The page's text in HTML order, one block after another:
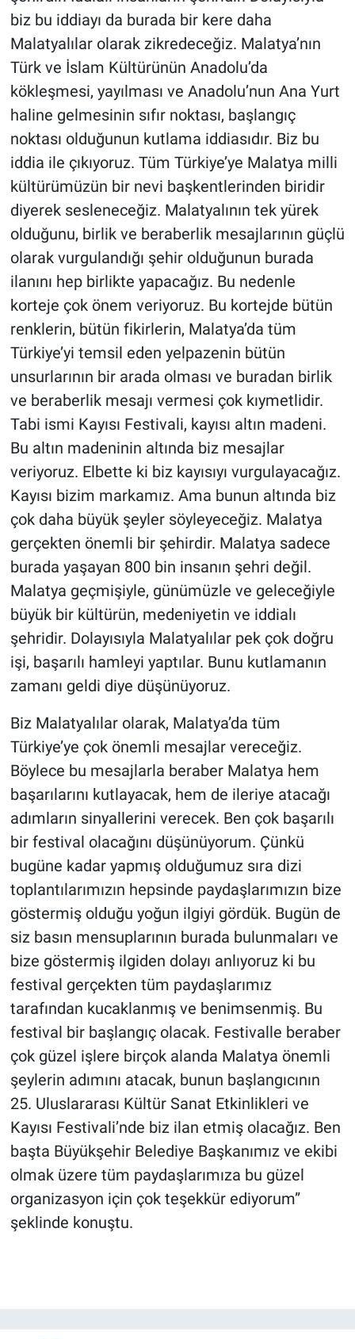
biz bu iddiayı da burada bir kere daha
Malatyalılar olarak zikredeceğiz. Malatya’nın
Türk ve İslam Kültürünün Anadolu’da
kökleşmesi, yayılması ve Anadolu’nun Ana Yurt
haline gelmesinin sıfır noktası, başlangıç
noktası olduğunun kutlama iddiasıdır. Biz bu
iddia ile çıkıyoruz. Tüm Türkiye’ye Malatya milli
kültürümüzün bir nevi başkentlerinden biridir
diyerek sesleneceğiz. Malatyalının tek yürek
olduğunu, birlik ve beraberlik mesajlarının güçlü
olarak vurgulandığı şehir olduğunun burada
ilanını hep birlikte yapacağız. Bu nedenle
korteje çok önem veriyoruz. Bu kortejde bütün
renklerin, bütün fikirlerin, Malatya’da tüm
Türkiye’yi temsil eden yelpazenin bütün
unsurlarının bir arada olması ve buradan birlik
ve beraberlik mesajı vermesi çok kıymetlidir.
Tabi ismi Kayısı Festivali, kayısı altın madeni.
Bu altın madeninin altında biz mesajlar
veriyoruz. Elbette ki biz kayısıyı vurgulayacağız.
Kayısı bizim markamız. Ama bunun altında biz
çok daha büyük şeyler söyleyeceğiz. Malatya
gerçekten önemli bir şehirdir. Malatya sadece
burada yaşayan 800 bin insanın şehri değil.
Malatya geçmişiyle, günümüzle ve geleceğiyle
büyük bir kültürün, medeniyetin ve iddialı
şehridir. Dolayısıyla Malatyalılar pek çok doğru
işi, başarılı hamleyi yaptılar. Bunu kutlamanın
zamanı geldi diye düşünüyoruz.
Biz Malatyalılar olarak, Malatya’da tüm
Türkiye’ye çok önemli mesajlar vereceğiz.
Böylece bu mesajlarla beraber Malatya hem
başarılarını kutlayacak, hem de ileriye atacağı
adımların sinyallerini verecek. Ben çok başarılı
bir festival olacağını düşünüyorum. Çünkü
bugüne kadar yapmış olduğumuz sıra dizi
toplantılarımızın hepsinde paydaşlarımızın bize
göstermiş olduğu yoğun ilgiyi gördük. Bugün de
siz basın mensuplarının burada bulunmaları ve
bize göstermiş ilgiden dolayı anlıyoruz ki bu
festival gerçekten tüm paydaşlarımız
tarafından kucaklanmış ve benimsenmiş. Bu
festival bir başlangıç olacak. Festivalle beraber
çok güzel işlere birçok alanda Malatya önemli
şeylerin adımını atacak, bunun başlangıcının
25. Uluslararası Kültür Sanat Etkinlikleri ve
Kayısı Festivali’nde biz ilan etmiş olacağız. Ben
başta Büyükşehir Belediye Başkanımız ve ekibi
olmak üzere tüm paydaşlarımıza bu güzel
organizasyon için çok teşekkür ediyorum”
şeklinde konuştu.